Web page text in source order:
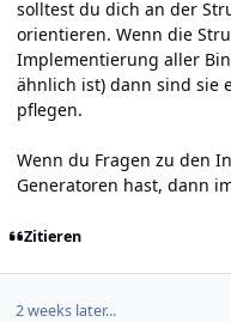
solltest du dich an der
orientieren. Wenn die
Implementierung aller
ähnlich ist) dann sind sie
pflegen.
Wenn du Fragen zu den
Generatoren hast, dann
Zitieren
2 weeks later...